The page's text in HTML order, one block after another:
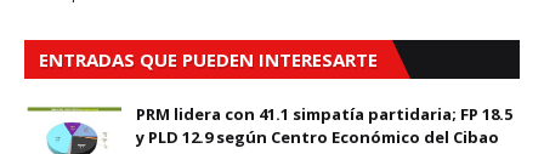
ENTRADAS QUE PUEDEN INTERESARTE
PRM lidera con 41.1 simpatía partidaria; FP 18.5
y PLD 12.9 según Centro Económico del Cibao